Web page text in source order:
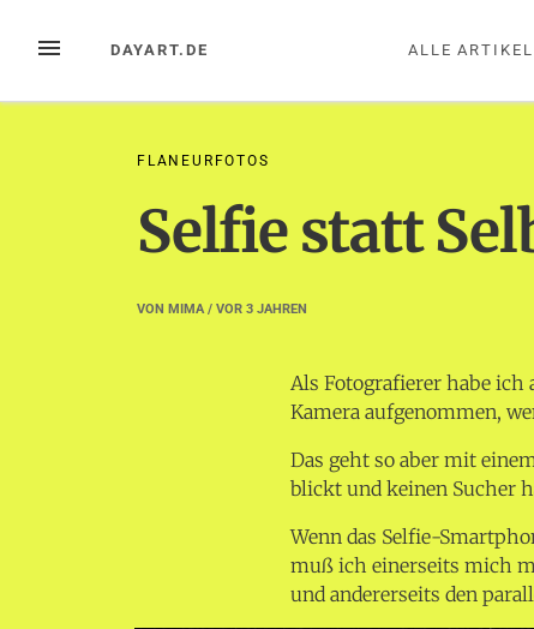
InhaltMENÜ DAYART.DE ALLE ARTIKEL
FLANEURFOTOS
Selfie statt
VON MIMA/ VOR 3 JAHREN
Als Fotografierer habe ich
Kamera aufgenommen,
Das geht so aber mit
blickt und keinen Sucher
Wenn das Selfie-
muß ich einerseits mich
und andererseits den